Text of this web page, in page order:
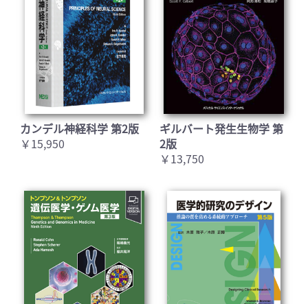
カンデル神経科学 第2版
￥15,950
ギルバート発生生物学 第
2版
￥13,750